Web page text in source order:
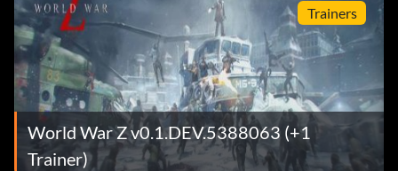
Trainers
World War Z v0.1.DEV.5388063 (+1
Trainer)